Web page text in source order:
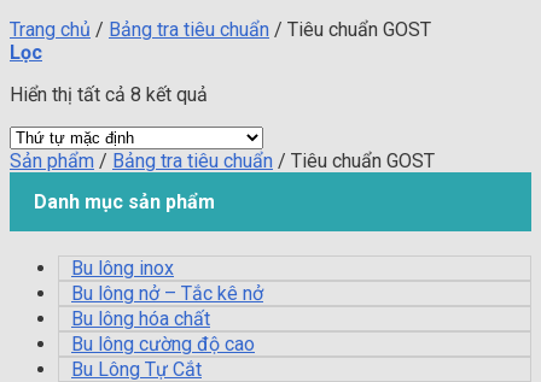
Trang chủ / Bảng tra tiêu chuẩn / Tiêu chuẩn GOST
Lọc
Hiển thị tất cả 8 kết quả
Sản phẩm / Bảng tra tiêu chuẩn / Tiêu chuẩn GOST
Danh mục sản phẩm
Bu lông inox
Bu lông nở – Tắc kê nở
Bu lông hóa chất
Bu lông cường độ cao
Bu Lông Tự Cắt